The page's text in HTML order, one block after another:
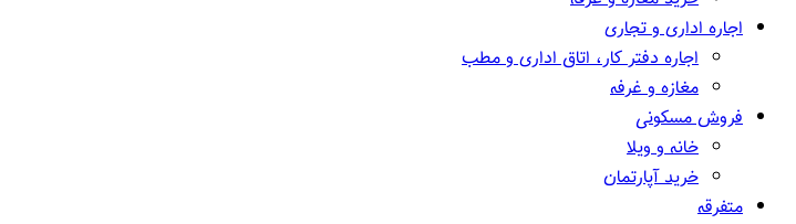
اجاره اداری و تجاری
اجاره دفتر کار، اتاق اداری و مطب
مغازه و غرفه
فروش مسکونی
خانه و ویلا
خرید آپارتمان
متفرقه